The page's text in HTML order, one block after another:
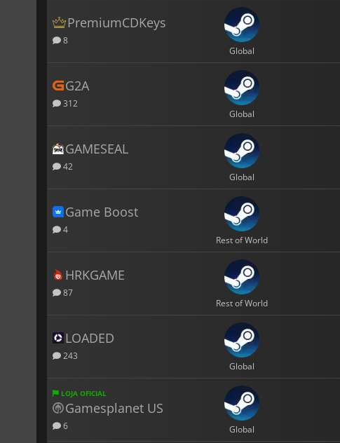
PremiumCDKeys
8
Global
G2A
312
Global
GAMESEAL
42
Global
Game Boost
4
Rest of World
HRKGAME
87
Rest of World
LOADED
243
Global
LOJA OFICIAL
Gamesplanet US
6 Global